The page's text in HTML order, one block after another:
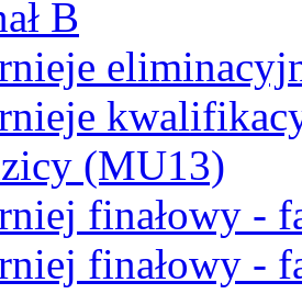
B
(MU13)
finałowy -
finałowy -